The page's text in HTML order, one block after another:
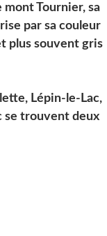
mont Tournier, sa
par sa couleur
plus souvent gris
Lépin-le-Lac,
se trouvent deux